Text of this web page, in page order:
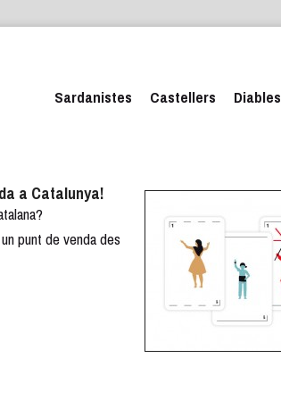
Diables
Castellers
Sardanistes
a Catalunya!
punt de venda des